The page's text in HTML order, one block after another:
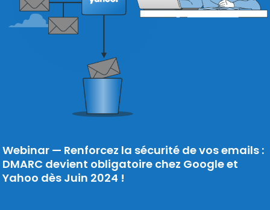
Webinar — Renforcez la sécurité de vos emails :
DMARC devient obligatoire chez Google et
Yahoo dès Juin 2024 !